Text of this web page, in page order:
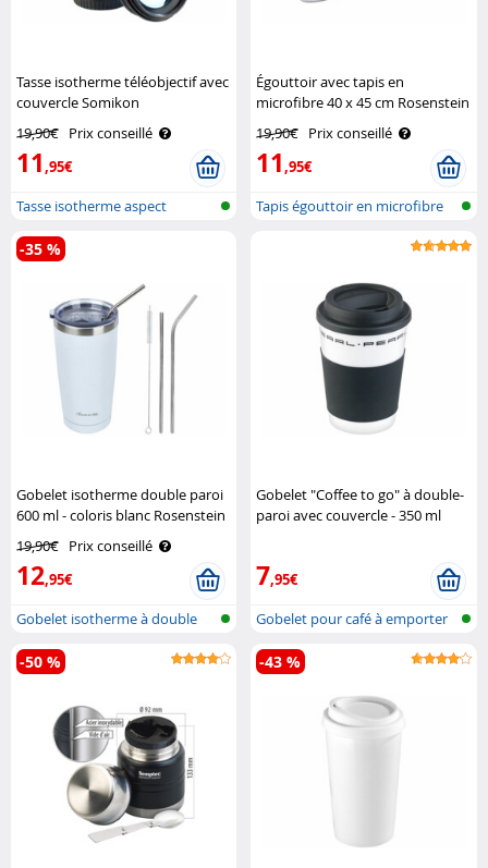
Tasse isotherme téléobjectif avec
couvercle Somikon
19,90€ Prix conseillé
11,95€
Tasse isotherme aspect
objectif d'a..
Égouttoir avec tapis en
microfibre 40 x 45 cm Rosenstein
19,90€ Prix conseillé
11,95€
Tapis égouttoir en microfibre
Gobelet isotherme double paroi
600 ml - coloris blanc Rosenstein
19,90€ Prix conseillé
12,95€
-35 %
Gobelet isotherme à double
paroi
Gobelet "Coffee to go" à double-
paroi avec couvercle - 350 ml
7,95€
Gobelet pour café à emporter
à doub..
-50 % -43 %